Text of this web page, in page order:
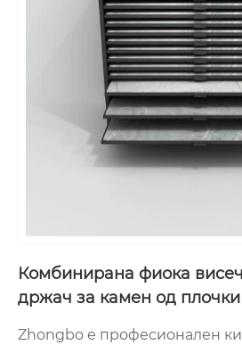
Комбинирана фиока
држач за камен од плочки
Zhongbo е професионален